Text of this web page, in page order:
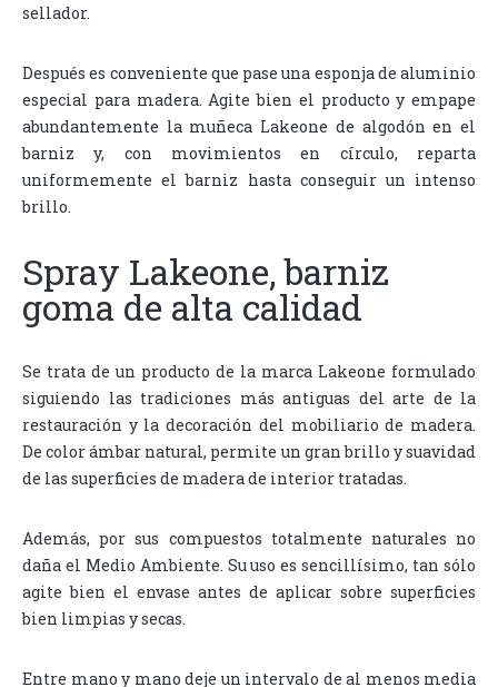
sellador.
Después es conveniente que pase una esponja de aluminio
especial para madera. Agite bien el producto y empape
abundantemente la muñeca Lakeone de algodón en el
barniz y, con movimientos en círculo, reparta
uniformemente el barniz hasta conseguir un intenso
brillo.
Spray Lakeone, barniz
goma de alta calidad
Se trata de un producto de la marca Lakeone formulado
siguiendo las tradiciones más antiguas del arte de la
restauración y la decoración del mobiliario de madera.
De color ámbar natural, permite un gran brillo y suavidad
de las superficies de madera de interior tratadas.
Además, por sus compuestos totalmente naturales no
daña el Medio Ambiente. Su uso es sencillísimo, tan sólo
agite bien el envase antes de aplicar sobre superficies
bien limpias y secas.
Entre mano y mano deje un intervalo de al menos media